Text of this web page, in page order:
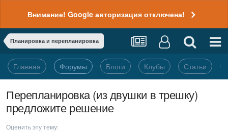
Внимание! Google авторизация отключена!
Планировка и перепланировка
Главная Форумы Блоги Клубы Статьи
Перепланировка (из двушки в трешку)
предложите решение
Оценить эту тему: